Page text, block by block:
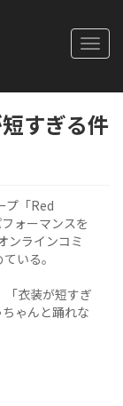
すぎる件
プ「Red
ォーマンスを
ンラインコミ
いる。
「衣装が短すぎ
ゃんと踊れな